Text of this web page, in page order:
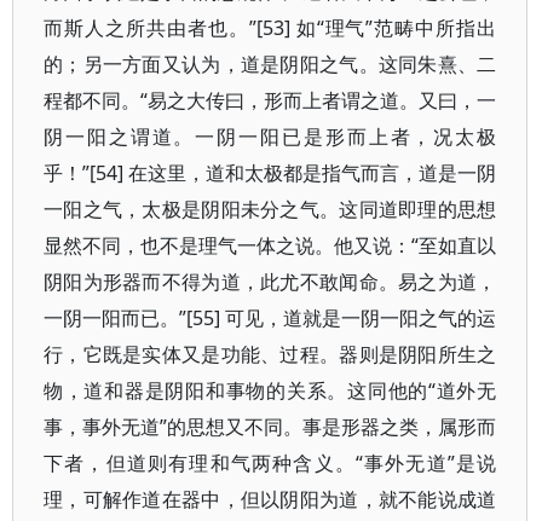
而斯人之所共由者也。”[53] 如“理气”范畴中所指出
的；另一方面又认为，道是阴阳之气。这同朱熹、二
程都不同。“易之大传曰，形而上者谓之道。又曰，一
阴一阳之谓道。一阴一阳已是形而上者，况太极
乎！”[54] 在这里，道和太极都是指气而言，道是一阴
一阳之气，太极是阴阳未分之气。这同道即理的思想
显然不同，也不是理气一体之说。他又说：“至如直以
阴阳为形器而不得为道，此尤不敢闻命。易之为道，
一阴一阳而已。”[55] 可见，道就是一阴一阳之气的运
行，它既是实体又是功能、过程。器则是阴阳所生之
物，道和器是阴阳和事物的关系。这同他的“道外无
事，事外无道”的思想又不同。事是形器之类，属形而
下者，但道则有理和气两种含义。“事外无道”是说
理，可解作道在器中，但以阴阳为道，就不能说成道